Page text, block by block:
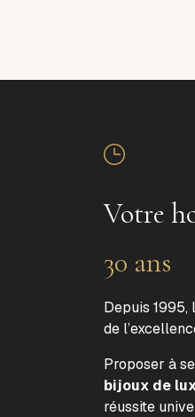
Votre
30 ans
Depuis
de
Proposer à
bijoux de
réussite